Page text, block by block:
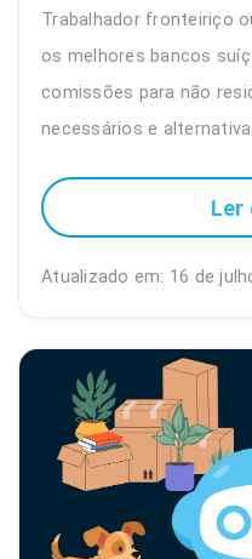
Trabalhador fronteiriço
os melhores bancos
comissões para não
necessários e
Ler
Atualizado em: 16 de